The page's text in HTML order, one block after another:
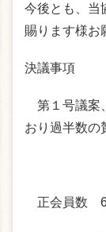
今後とも、当
賜ります様
決議事項
第１号議案
おり過半数の
正会員数